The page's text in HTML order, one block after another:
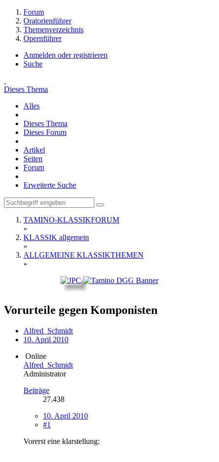
Forum
Oratorienführer
Themenverzeichnis
Opernführer
Anmelden oder registrieren
Suche
Dieses Thema
Alles
Dieses Thema
Dieses Forum
Artikel
Seiten
Forum
Erweiterte Suche
TAMINO-KLASSIKFORUM
»
KLASSIK allgemein
»
ALLGEMEINE KLASSIKTHEMEN
»
Vorurteile gegen Komponisten
Alfred_Schmidt
10. April 2010
Online
Alfred_Schmidt
Administrator
Beiträge
27.438
10. April 2010
#1
Vorerst eine klarstellung: